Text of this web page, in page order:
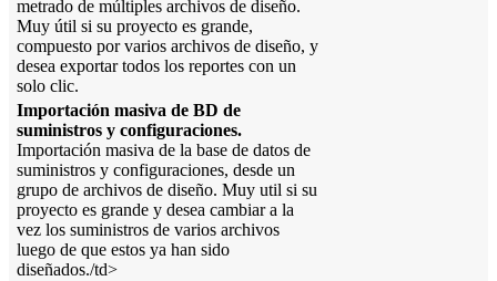
metrado de múltiples archivos de diseño.
Muy útil si su proyecto es grande,
compuesto por varios archivos de diseño, y
desea exportar todos los reportes con un
solo clic.
Importación masiva de BD de
suministros y configuraciones.
Importación masiva de la base de datos de
suministros y configuraciones, desde un
grupo de archivos de diseño. Muy util si su
proyecto es grande y desea cambiar a la
vez los suministros de varios archivos
luego de que estos ya han sido
diseñados./td>